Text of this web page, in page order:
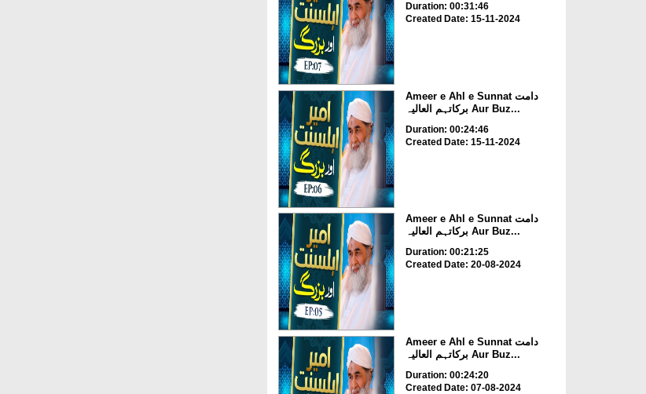
Duration: 00:31:46
Created Date: 15-11-2024
Ameer e Ahl e Sunnat دامت
برکاتہم العالیہ Aur Buz...
Duration: 00:24:46
Created Date: 15-11-2024
Ameer e Ahl e Sunnat دامت
برکاتہم العالیہ Aur Buz...
Duration: 00:21:25
Created Date: 20-08-2024
Ameer e Ahl e Sunnat دامت
برکاتہم العالیہ Aur Buz...
Duration: 00:24:20
Created Date: 07-08-2024